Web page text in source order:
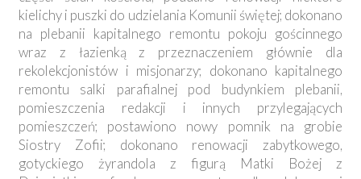
kielichy i puszki do udzielania Komunii świętej; dokonano
na plebanii kapitalnego remontu pokoju gościnnego
wraz z łazienką z przeznaczeniem głównie dla
rekolekcjonistów i misjonarzy; dokonano kapitalnego
remontu salki parafialnej pod budynkiem plebanii,
pomieszczenia redakcji i innych przylegających
pomieszczeń; postawiono nowy pomnik na grobie
Siostry Zofii; dokonano renowacji zabytkowego,
gotyckiego żyrandola z figurą Matki Bożej z